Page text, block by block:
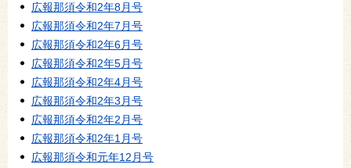
広報那須令和2年8月号
広報那須令和2年7月号
広報那須令和2年6月号
広報那須令和2年5月号
広報那須令和2年4月号
広報那須令和2年3月号
広報那須令和2年2月号
広報那須令和2年1月号
広報那須令和元年12月号